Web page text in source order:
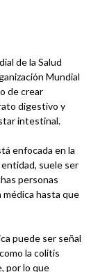
de la Salud
Mundial
de crear
digestivo y
intestinal.
enfocada en la
suele ser
personas
hasta que
puede ser señal
la colitis
por lo que